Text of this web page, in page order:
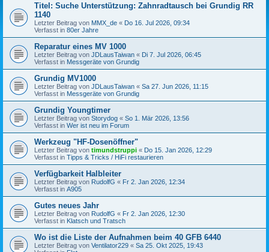
Titel: Suche Unterstützung: Zahnradtausch bei Grundig RR
1140
Letzter Beitrag von MMX_de « Do 16. Jul 2026, 09:34
Verfasst in 80er Jahre
Reparatur eines MV 1000
Letzter Beitrag von JDLausTaiwan « Di 7. Jul 2026, 06:45
Verfasst in Messgeräte von Grundig
Grundig MV1000
Letzter Beitrag von JDLausTaiwan « Sa 27. Jun 2026, 11:15
Verfasst in Messgeräte von Grundig
Grundig Youngtimer
Letzter Beitrag von Storydog « So 1. Mär 2026, 13:56
Verfasst in Wer ist neu im Forum
Werkzeug "HF-Dosenöffner"
Letzter Beitrag von timundstruppi « Do 15. Jan 2026, 12:29
Verfasst in Tipps & Tricks / HiFi restaurieren
Verfügbarkeit Halbleiter
Letzter Beitrag von RudolfG « Fr 2. Jan 2026, 12:34
Verfasst in A905
Gutes neues Jahr
Letzter Beitrag von RudolfG « Fr 2. Jan 2026, 12:30
Verfasst in Klatsch und Tratsch
Wo ist die Liste der Aufnahmen beim 40 GFB 6440
Letzter Beitrag von Ventilator229 « Sa 25. Okt 2025, 19:43